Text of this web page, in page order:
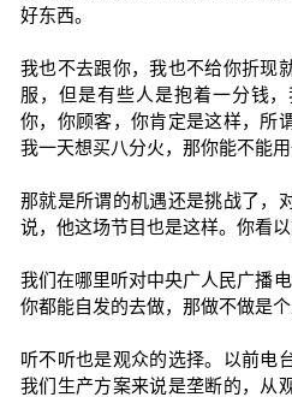
好东西。
我也不去跟你，我也不给你折现
服，但是有些人是抱着一分钱
你，你顾客，你肯定是这样，所
我一天想买八分火，那你能不能用
那就是所谓的机遇还是挑战了，
说，他这场节目也是这样。你看以
我们在哪里听对中央广人民广播
你都能自发的去做，那做不做是个
听不听也是观众的选择。以前电
我们生产方案来说是垄断的，从